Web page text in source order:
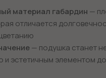
материал габардин —
отличается
— подушка станет
и эстетичным элементом